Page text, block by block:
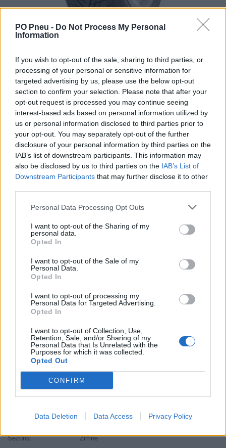
PO Pneu - Do Not Process My Personal
Information
If you wish to opt-out of the sale, sharing to third parties, or
processing of your personal or sensitive information for
targeted advertising by us, please use the below opt-out
section to confirm your selection. Please note that after your
opt-out request is processed you may continue seeing
interest-based ads based on personal information utilized by
us or personal information disclosed to third parties prior to
your opt-out. You may separately opt-out of the further
disclosure of your personal information by third parties on the
IAB’s list of downstream participants. This information may
also be disclosed by us to third parties on the IAB’s List of
Downstream Participants that may further disclose it to other
Personal Data Processing Opt Outs
I want to opt-out of the Sharing of my
personal data.
Opted In
I want to opt-out of the Sale of my
Personal Data.
Opted In
I want to opt-out of processing my
Personal Data for Targeted Advertising.
Opted In
I want to opt-out of Collection, Use,
Retention, Sale, and/or Sharing of my
Personal Data that Is Unrelated with the
Purposes for which it was collected.
Opted Out
CONFIRM
Data Deletion Data Access Privacy Policy
68,63 € 114,39 €
Tovar je skladom u dodávateľa a dostupný do 3-10 dní.
- +
4019238546644
Druh pneumatiky:
TL
EU smernica:
1222/2009
Hlučnosť typ:
2
Q
Index kg:
Konštrukcia:
Radiální
Priľnavosť na mokru:
C
80
Sezóna:
Zimné